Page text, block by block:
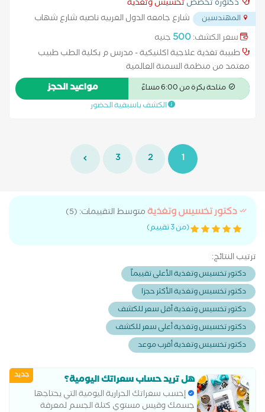
دكتورة تخصص تخسيس وتغذية
المهندسين
شارع جامعه الدول العربيه ناصيه شارع شهاب
بجوار مطعم جاد ...
سعر الكشف:500 جنيه
طبيبة تغذية علاجية اكلنيكية - مدرس م بكلية الطب طبيب
معتمد من منظمة السمنة العالمية
متاحة بكرة من 6:00 مساءً مواعيد الحجز
الكشف باسبقية الحضور
1
2
3
دكتور تخسيس وتغذيةمتوسط التقييمات: (5)
(من 3 تقييم)
ترتيب النتائج:
دكتور تخسيس وتغذية الأعلى تقييماً
دكتور تخسيس وتغذية الأكثر حجزا
دكتور تخسيس وتغذية أقل سعر للكشف
دكتور تخسيس وتغذية أعلى سعر للكشف
دكتور تخسيس وتغذية أقرب موعد
جديد هل تريد حساب سعراتك اليومية؟
إحسب سعراتك الحرارية اليومية التي يحتاجها
جسمك وقيس مستوي كتلة الجسم لمعرفة